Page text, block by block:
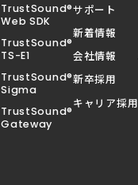
TrustSound®
Web SDK
TrustSound®
TS-E1
TrustSound®
Sigma
TrustSound®
Gateway
サポート
新着情報
会社情報
新卒採用
キャリア採用